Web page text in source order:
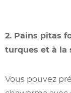
2. Pains pitas
turques et à la
Vous pouvez